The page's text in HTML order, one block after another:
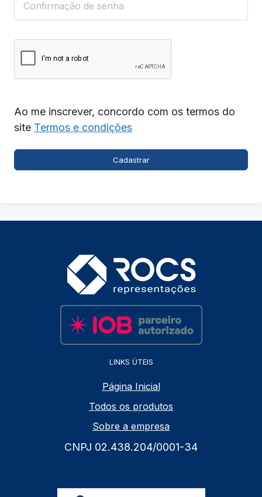
Ao me inscrever, concordo com os termos do
site Termos e condições
Cadastrar
LINKS ÚTEIS
Página Inicial
Todos os produtos
Sobre a empresa
CNPJ 02.438.204/0001-34